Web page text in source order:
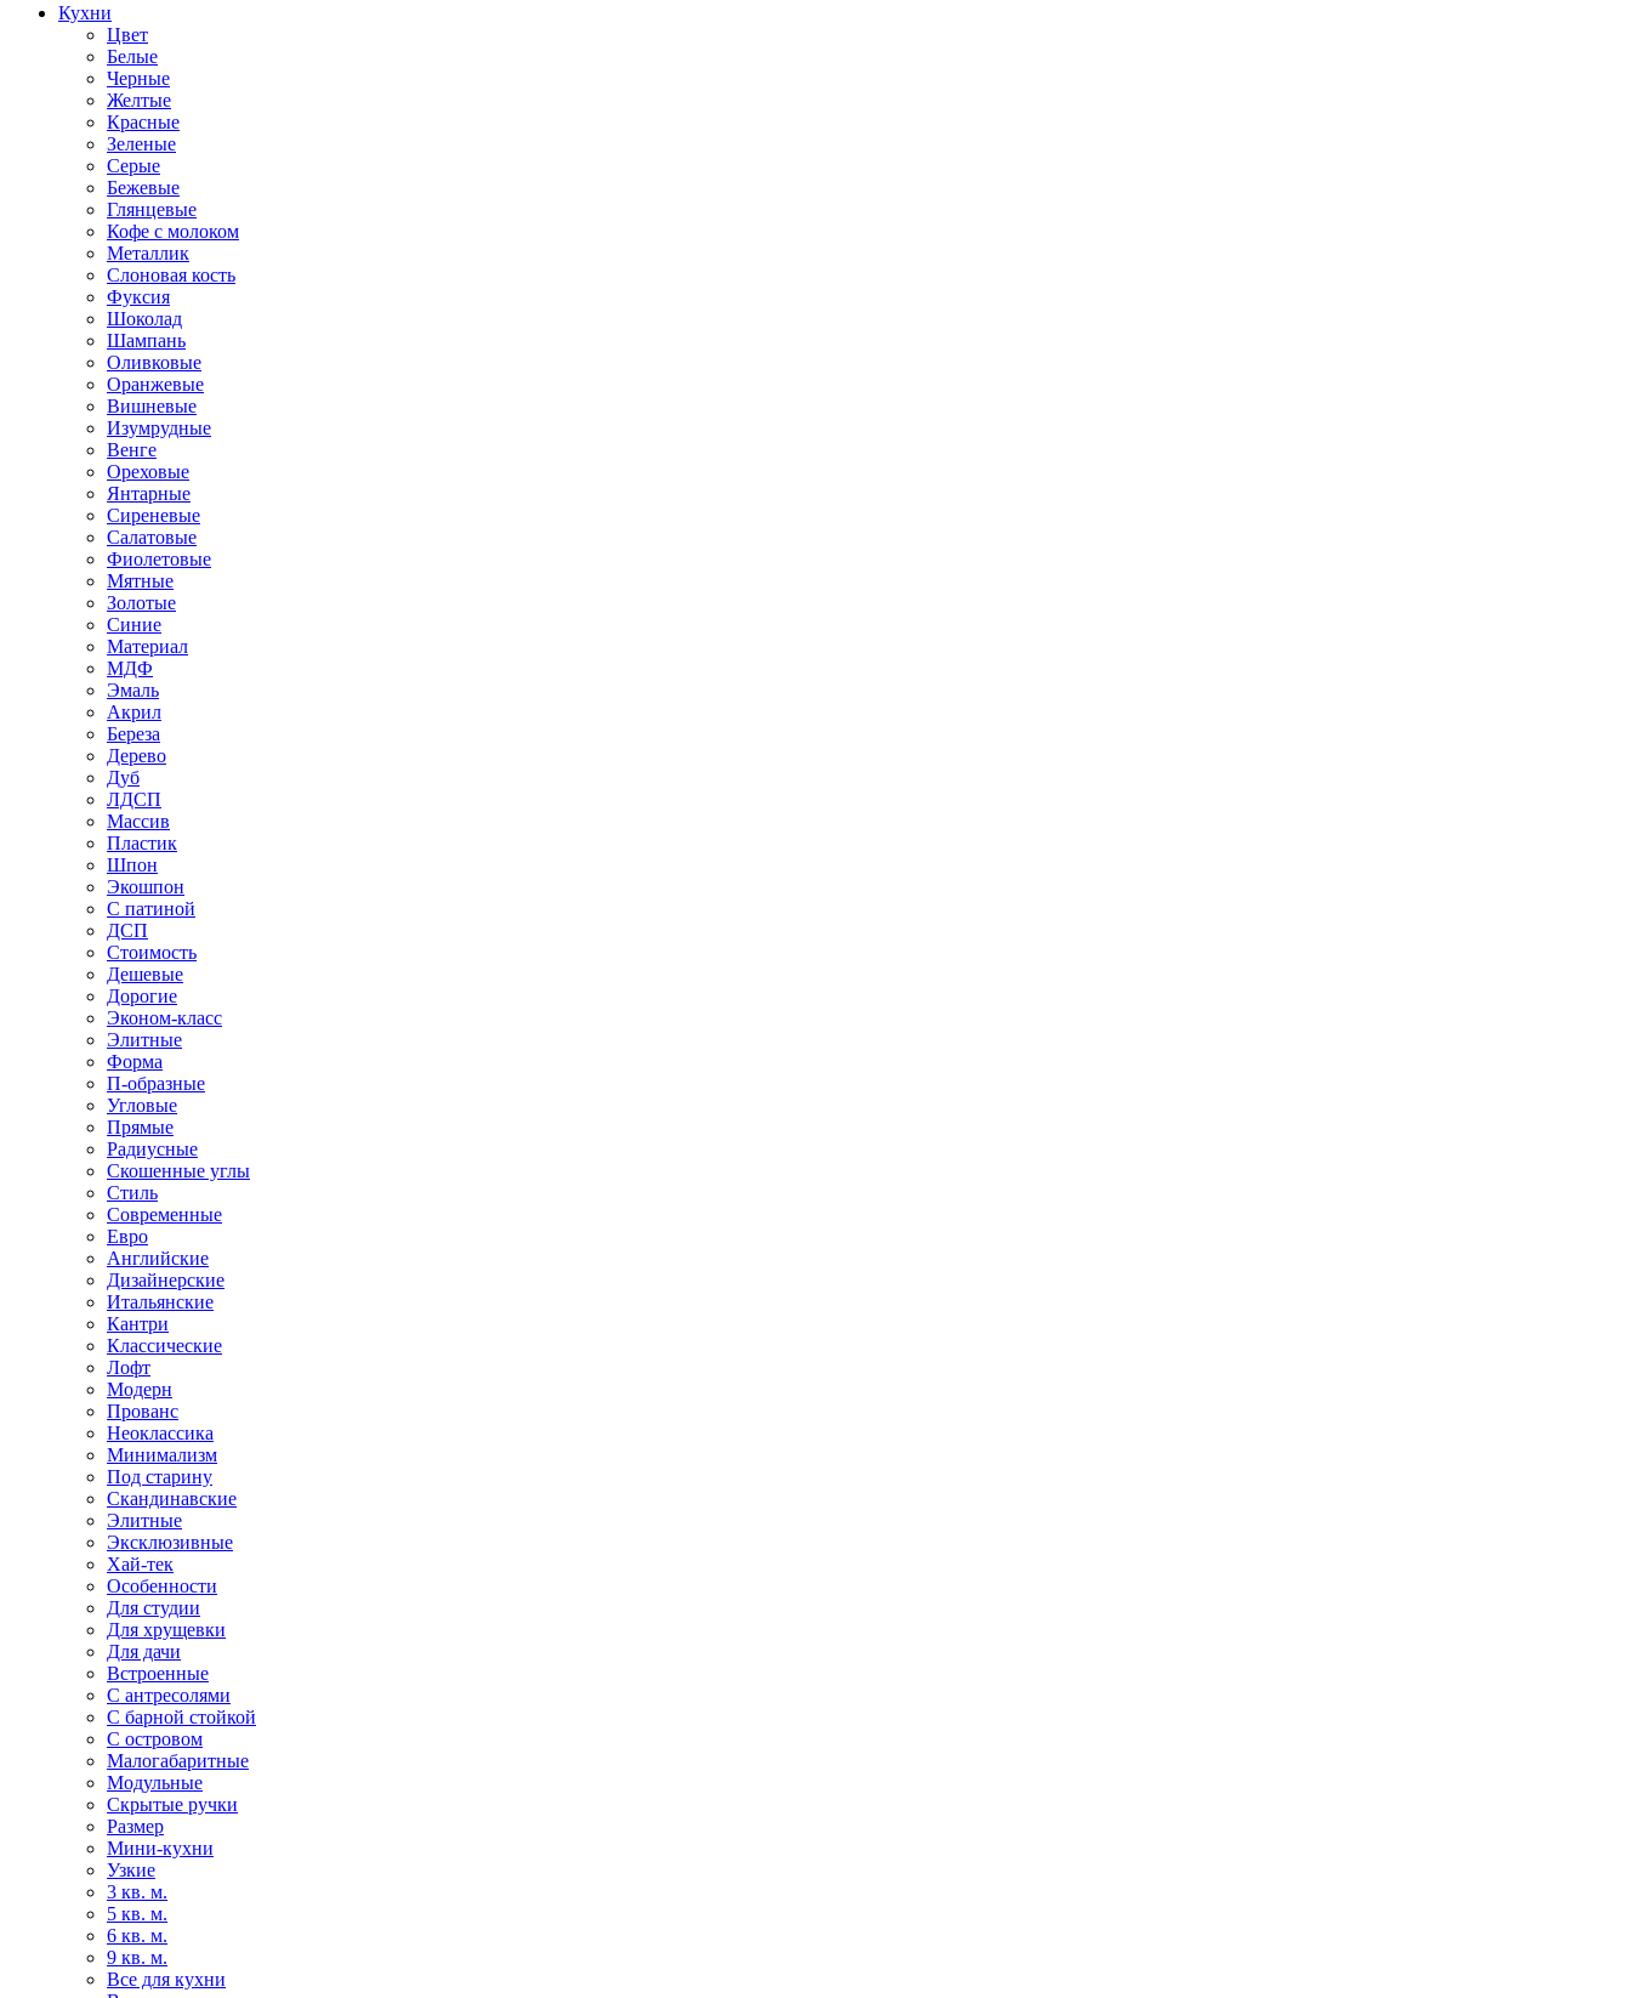
Кухни
Цвет
Белые
Черные
Желтые
Красные
Зеленые
Серые
Бежевые
Глянцевые
Кофе с молоком
Металлик
Слоновая кость
Фуксия
Шоколад
Шампань
Оливковые
Оранжевые
Вишневые
Изумрудные
Венге
Ореховые
Янтарные
Сиреневые
Салатовые
Фиолетовые
Мятные
Золотые
Синие
Материал
МДФ
Эмаль
Акрил
Береза
Дерево
Дуб
ЛДСП
Массив
Пластик
Шпон
Экошпон
С патиной
ДСП
Стоимость
Дешевые
Дорогие
Эконом-класс
Элитные
Форма
П-образные
Угловые
Прямые
Радиусные
Скошенные углы
Стиль
Современные
Евро
Английские
Дизайнерские
Итальянские
Кантри
Классические
Лофт
Модерн
Прованс
Неоклассика
Минимализм
Под старину
Скандинавские
Элитные
Эксклюзивные
Хай-тек
Особенности
Для студии
Для хрущевки
Для дачи
Встроенные
С антресолями
С барной стойкой
С островом
Малогабаритные
Модульные
Скрытые ручки
Размер
Мини-кухни
Узкие
3 кв. м.
5 кв. м.
6 кв. м.
9 кв. м.
Все для кухни